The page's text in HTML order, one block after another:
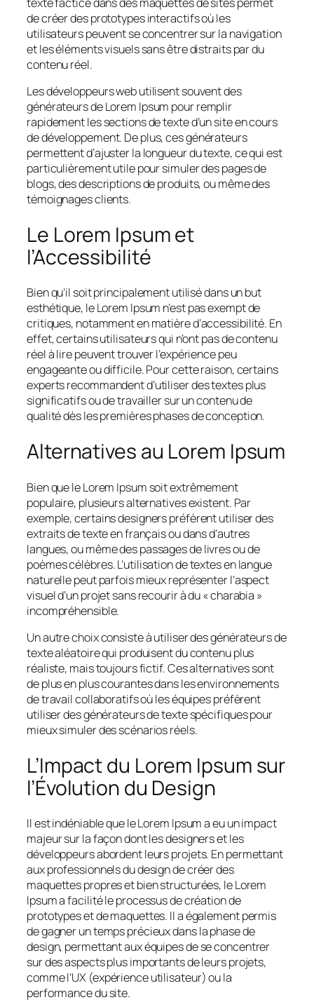
de créer des prototypes interactifs où les
utilisateurs peuvent se concentrer sur la navigation
et les éléments visuels sans être distraits par du
contenu réel.
Les développeurs web utilisent souvent des
générateurs de Lorem Ipsum pour remplir
rapidement les sections de texte d’un site en cours
de développement. De plus, ces générateurs
permettent d’ajuster la longueur du texte, ce qui est
particulièrement utile pour simuler des pages de
blogs, des descriptions de produits, ou même des
témoignages clients.
Le Lorem Ipsum et
l’Accessibilité
Bien qu’il soit principalement utilisé dans un but
esthétique, le Lorem Ipsum n’est pas exempt de
critiques, notamment en matière d’accessibilité. En
effet, certains utilisateurs qui n’ont pas de contenu
réel à lire peuvent trouver l’expérience peu
engageante ou difficile. Pour cette raison, certains
experts recommandent d’utiliser des textes plus
significatifs ou de travailler sur un contenu de
qualité dès les premières phases de conception.
Alternatives au Lorem Ipsum
Bien que le Lorem Ipsum soit extrêmement
populaire, plusieurs alternatives existent. Par
exemple, certains designers préfèrent utiliser des
extraits de texte en français ou dans d’autres
langues, ou même des passages de livres ou de
poèmes célèbres. L’utilisation de textes en langue
naturelle peut parfois mieux représenter l’aspect
visuel d’un projet sans recourir à du « charabia »
incompréhensible.
Un autre choix consiste à utiliser des générateurs de
texte aléatoire qui produisent du contenu plus
réaliste, mais toujours fictif. Ces alternatives sont
de plus en plus courantes dans les environnements
de travail collaboratifs où les équipes préfèrent
utiliser des générateurs de texte spécifiques pour
mieux simuler des scénarios réels.
L’Impact du Lorem Ipsum sur
l’Évolution du Design
Il est indéniable que le Lorem Ipsum a eu un impact
majeur sur la façon dont les designers et les
développeurs abordent leurs projets. En permettant
aux professionnels du design de créer des
maquettes propres et bien structurées, le Lorem
Ipsum a facilité le processus de création de
prototypes et de maquettes. Il a également permis
de gagner un temps précieux dans la phase de
design, permettant aux équipes de se concentrer
sur des aspects plus importants de leurs projets,
comme l’UX (expérience utilisateur) ou la
performance du site.